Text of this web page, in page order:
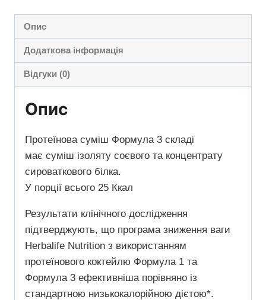
Опис
Додаткова інформація
Відгуки (0)
Опис
Протеїнова суміш Формула 3 складі
має суміш ізоляту соєвого та концентрату
сироваткового білка.
У порції всього 25 Ккал
Результати клінічного дослідження
підтверджують, що програма зниження ваги
Herbalife Nutrition з використанням
протеїнового коктейлю Формула 1 та
Формула 3 ефективніша порівняно із
стандартною низькокалорійною дієтою*.